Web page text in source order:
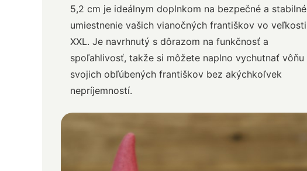
5,2 cm je ideálnym doplnkom na bezpečné a stabilné
umiestnenie vašich vianočných františkov vo veľkosti
XXL. Je navrhnutý s dôrazom na funkčnosť a
spoľahlivosť, takže si môžete naplno vychutnať vôňu
svojich obľúbených františkov bez akýchkoľvek
nepríjemností.